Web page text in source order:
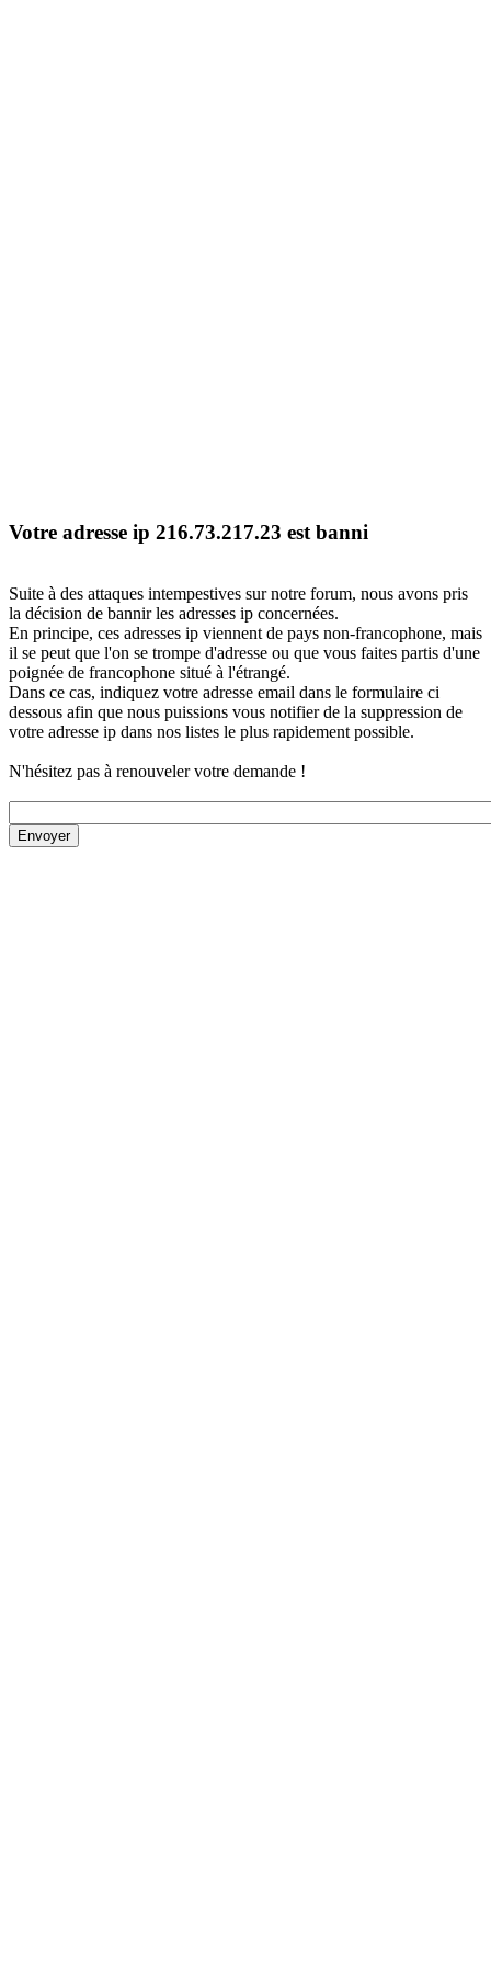
Votre adresse ip 216.73.217.23 est banni
Suite à des attaques intempestives sur notre forum, nous avons pris
la décision de bannir les adresses ip concernées.
En principe, ces adresses ip viennent de pays non-francophone, mais
il se peut que l'on se trompe d'adresse ou que vous faites partis d'une
poignée de francophone situé à l'étrangé.
Dans ce cas, indiquez votre adresse email dans le formulaire ci
dessous afin que nous puissions vous notifier de la suppression de
votre adresse ip dans nos listes le plus rapidement possible.
N'hésitez pas à renouveler votre demande !